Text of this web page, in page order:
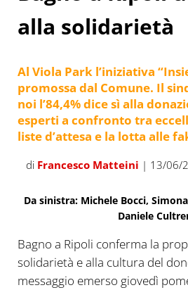
alla solidarietà
Al Viola Park l’iniziativa
promossa dal Comune. Il
noi l’84,4% dice sì alla
esperti a confronto tra
liste d’attesa e la lotta alle
di Francesco Matteini | 13/06/
Da sinistra: Michele Bocci,
Daniele
Bagno a Ripoli conferma la
solidarietà e alla cultura del
messaggio emerso giovedì